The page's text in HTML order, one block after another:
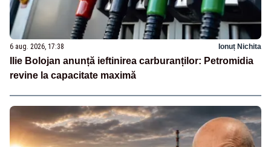
6 aug. 2026, 17:38 Ionuț Nichita
Ilie Bolojan anunță ieftinirea carburanților: Petromidia
revine la capacitate maximă